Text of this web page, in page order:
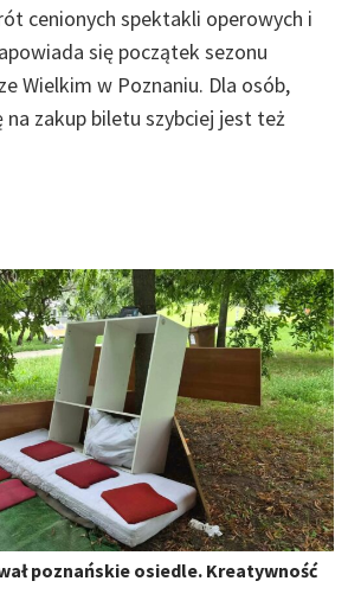
cenionych spektakli operowych i
się początek sezonu
Wielkim w Poznaniu. Dla osób,
zakup biletu szybciej jest też
poznańskie osiedle. Kreatywność